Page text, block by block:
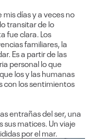
días y a veces no
transitar de lo
fue clara. Los
familiares, la
Es a partir de las
personal lo que
los y las humanas
con los sentimientos
entrañas del ser, una
matices. Un viaje
por el mar.